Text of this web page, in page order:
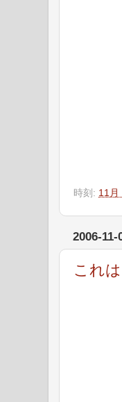
時刻: 11月
2006-11-
これ